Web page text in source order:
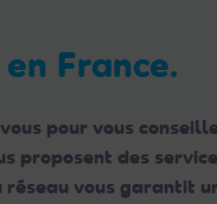
France.
pour vous
proposent des
vous garantit